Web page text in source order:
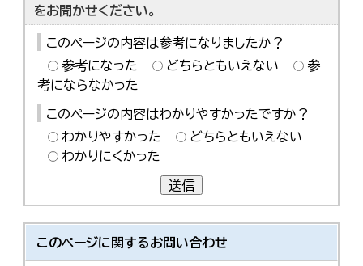
をお聞かせください。
このページの内容は参考になりましたか？
参考になった
どちらともいえない
参
考にならなかった
このページの内容はわかりやすかったですか？
わかりやすかった
どちらともいえない
わかりにくかった
送信
このページに関するお問い合わせ